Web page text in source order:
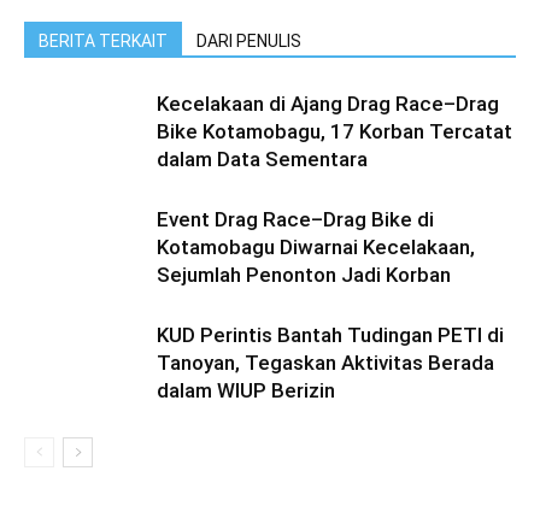
BERITA TERKAIT DARI PENULIS
Kecelakaan di Ajang Drag Race–Drag
Bike Kotamobagu, 17 Korban Tercatat
dalam Data Sementara
Event Drag Race–Drag Bike di
Kotamobagu Diwarnai Kecelakaan,
Sejumlah Penonton Jadi Korban
KUD Perintis Bantah Tudingan PETI di
Tanoyan, Tegaskan Aktivitas Berada
dalam WIUP Berizin